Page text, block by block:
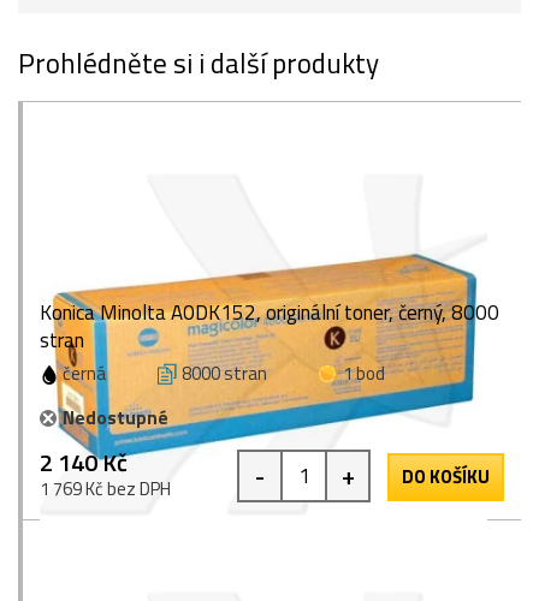
Prohlédněte si i další produkty
Konica Minolta A0DK152, originální toner, černý, 8000
stran
černá 8000 stran
1 bod
Nedostupné
2 140 Kč
1 769 Kč bez DPH - + DO KOŠÍKU